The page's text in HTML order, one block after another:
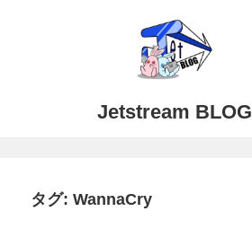
Jetstream BLOG
タグ:WannaCry